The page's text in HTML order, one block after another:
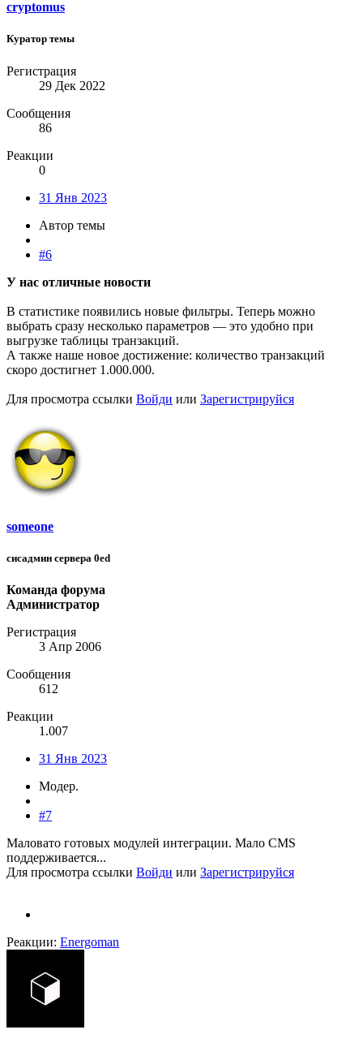
cryptomus
Куратор темы
Регистрация
29 Дек 2022
Сообщения
86
Реакции
0
31 Янв 2023
Автор темы
#6
У нас отличные новости
В статистике появились новые фильтры. Теперь можно
выбрать сразу несколько параметров — это удобно при
выгрузке таблицы транзакций.
А также наше новое достижение: количество транзакций
скоро достигнет 1.000.000.
Для просмотра ссылки Войди или Зарегистрируйся
someone
сисадмин сервера 0ed
Команда форума
Администратор
Регистрация
3 Апр 2006
Сообщения
612
Реакции
1.007
31 Янв 2023
Модер.
#7
Маловато готовых модулей интеграции. Мало CMS
поддерживается...
Для просмотра ссылки Войди или Зарегистрируйся
Реакции: Energoman